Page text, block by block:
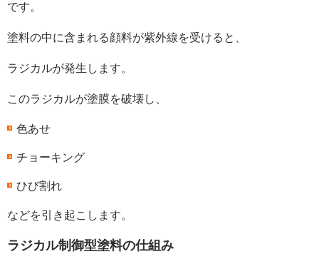
です。
塗料の中に含まれる顔料が紫外線を受けると、
ラジカルが発生します。
このラジカルが塗膜を破壊し、
色あせ
チョーキング
ひび割れ
などを引き起こします。
ラジカル制御型塗料の仕組み